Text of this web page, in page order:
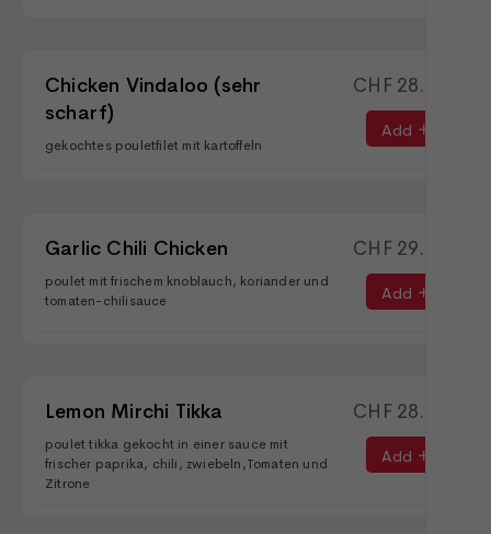
Chicken Vindaloo (sehr
scharf)
gekochtes pouletfilet mit kartoffeln
CHF28.90
Add
Garlic Chili Chicken
poulet mit frischem knoblauch, koriander und
tomaten-chilisauce
CHF29.90
Add
Lemon Mirchi Tikka
poulet tikka gekocht in einer sauce mit
frischer paprika, chili, zwiebeln,Tomaten und
Zitrone
CHF28.50
Add